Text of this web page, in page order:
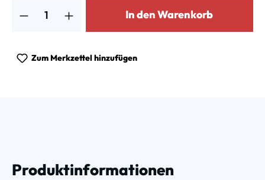
In den Warenkorb
Zum Merkzettel hinzufügen
Produktinformationen